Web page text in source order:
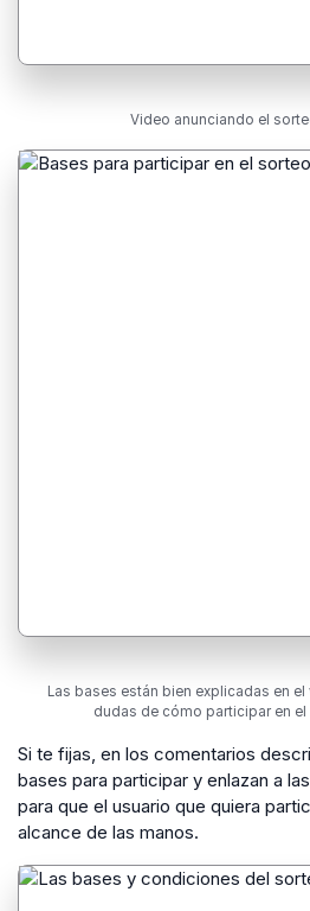
Video anunciando el
Las bases están bien explicadas en
dudas de cómo participar en el
Si te fijas, en los comentarios
bases para participar y enlazan a
para que el usuario que quiera
alcance de las manos.